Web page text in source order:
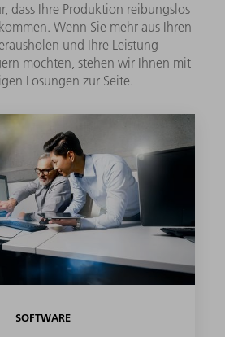
dass Ihre Produktion reibungslos
Wenn Sie mehr aus Ihren
und Ihre Leistung
möchten, stehen wir Ihnen mit
Lösungen zur Seite.
SOFTWARE